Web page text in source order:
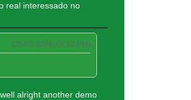
real interessado no
(25-02-2026, 02:12 PM)
alright another demo